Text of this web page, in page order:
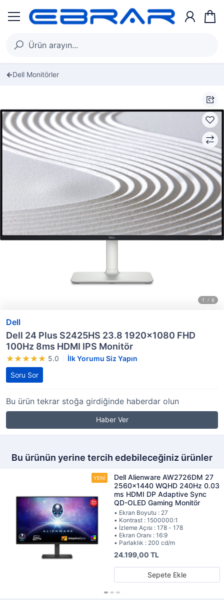
Dell Monitörler
Dell
Dell 24 Plus S2425HS 23.8 1920x1080 FHD
100Hz 8ms HDMI IPS Monitör
5.0
İlk Yorumu Siz Yapın
Soru Sor
Bu ürün tekrar stoğa girdiğinde haberdar olun
Haber Ver
Bu ürünün yerine tercih edebileceğiniz ürünler
Dell Alienware AW2726DM 27
2560x1440 WQHD 240Hz 0.03
ms HDMI DP Adaptive Sync
QD-OLED Gaming Monitör
• Ekran Boyutu : 27
• Kontrast : 1500000:1
• İzleme Açısı : 178 - 178
• Ekran Oranı : 16:9
• Parlaklık : 200 cd/m
24.199,00 TL
Sepete Ekle